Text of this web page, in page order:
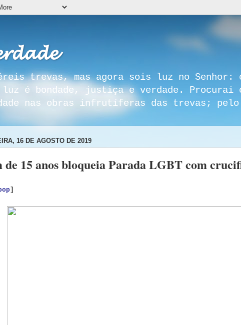
trevas, mas agora sois luz no Senhor:
é bondade, justiça e verdade. Procurai
nas obras infrutíferas das trevas;
16 DE AGOSTO DE 2019
de 15 anos bloqueia Parada LGBT com
]